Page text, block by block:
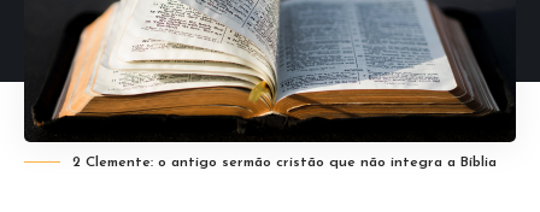
2 Clemente: o antigo sermão cristão que não integra a Bíblia